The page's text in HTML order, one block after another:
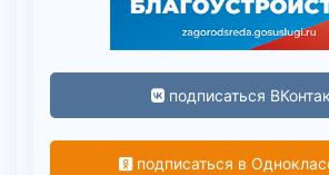
подписаться
подписаться в